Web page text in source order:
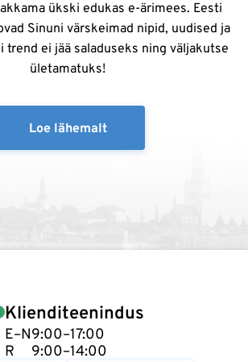
ükski edukas e-ärimees. Eesti
Sinuni värskeimad nipid, uudised ja
trend ei jää saladuseks ning väljakutse
ületamatuks!
Loe lähemalt
Klienditeenindus
E–N
R
9:00–17:00
9:00–14:00